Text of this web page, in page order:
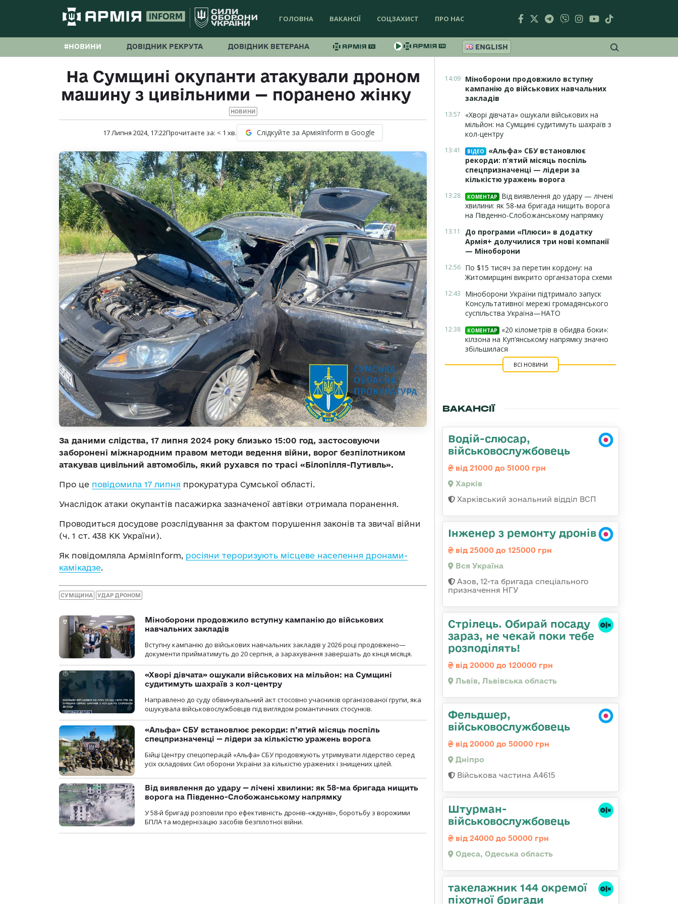
ГОЛОВНА ВАКАНСІЇ СОЦЗАХИСТ ПРО НАС
#НОВИНИ ДОВІДНИК РЕКРУТА ДОВІДНИК ВЕТЕРАНА ENGLISH
На Сумщині окупанти атакували дроном
машину з цивільними — поранено жінку
НОВИНИ
17 Липня 2024, 17:22Прочитаєте за: < 1 хв. Слідкуйте за АрміяInform в Google
За даними слідства, 17 липня 2024 року близько 15:00 год, застосовуючи
заборонені міжнародним правом методи ведення війни, ворог безпілотником
атакував цивільний автомобіль, який рухався по трасі «Білопілля-Путивль».
Про це повідомила 17 липня прокуратура Сумської області.
Унаслідок атаки окупантів пасажирка зазначеної автівки отримала поранення.
Проводиться досудове розслідування за фактом порушення законів та звичаї війни
(ч. 1 ст. 438 КК України).
Як повідомляла АрміяInform, росіяни тероризують місцеве населення дронами-
камікадзе.
СУМЩИНА УДАР ДРОНОМ
Міноборони продовжило вступну кампанію до військових
навчальних закладів
Вступну кампанію до військових навчальних закладів у 2026 році продовжено—
документи прийматимуть до 20 серпня, а зарахування завершать до кінця місяця.
«Хворі дівчата» ошукали військових на мільйон: на Сумщині
судитимуть шахраїв з кол-центру
Направлено до суду обвинувальний акт стосовно учасників організованої групи, яка
ошукувала військовослужбовців під виглядом романтичних стосунків.
«Альфа» СБУ встановлює рекорди: п’ятий місяць поспіль
спецпризначенці — лідери за кількістю уражень ворога
Бійці Центру спецоперацій «Альфа» СБУ продовжують утримувати лідерство серед
усіх складових Сил оборони України за кількістю уражених і знищених цілей.
Від виявлення до удару — лічені хвилини: як 58-ма бригада нищить
ворога на Південно-Слобожанському напрямку
У 58-й бригаді розповіли про ефективність дронів-«ждунів», боротьбу з ворожими
БПЛА та модернізацію засобів безпілотної війни.
14:09 Міноборони продовжило вступну
кампанію до військових навчальних
закладів
13:57
«Хворі дівчата» ошукали військових на
мільйон: на Сумщині судитимуть шахраїв з
кол-центру
13:41 ВІДЕО
«Альфа» СБУ встановлює
рекорди: п’ятий місяць поспіль
спецпризначенці — лідери за
кількістю уражень ворога
13:28 КОМЕНТАР
Від виявлення до удару — лічені
хвилини: як 58-ма бригада нищить ворога
на Південно-Слобожанському напрямку
13:11
До програми «Плюси» в додатку
Армія+ долучилися три нові компанії
— Міноборони
12:56 По $15 тисяч за перетин кордону: на
Житомирщині викрито організатора схеми
12:43
Міноборони України підтримало запуск
Консультативної мережі громадянського
суспільства Україна—НАТО
12:38 КОМЕНТАР
«20 кілометрів в обидва боки»:
кілзона на Куп’янському напрямку значно
збільшилася
ВСІ НОВИНИ
ВАКАНСІЇ
Водій-слюсар,
військовослужбовець
від 21000 до 51000 грн
Харків
Харківський зональний відділ ВСП
Інженер з ремонту дронів
від 25000 до 125000 грн
Вся Україна
Азов, 12-та бригада спеціального
призначення НГУ
Стрілець. Обирай посаду
зараз, не чекай поки тебе
розподілять!
від 20000 до 120000 грн
Львів, Львівська область
Фельдшер,
військовослужбовець
від 20000 до 50000 грн
Дніпро
Військова частина А4615
Штурман-
військовослужбовець
від 24000 до 50000 грн
Одеса, Одеська область
такелажник 144 окремої
піхотної бригади